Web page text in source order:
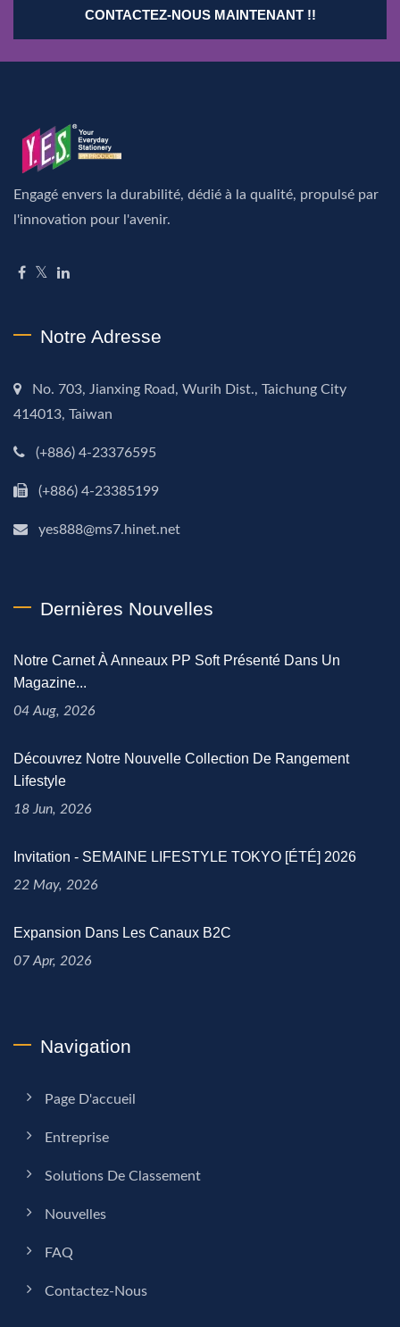
CONTACTEZ-NOUS MAINTENANT !!
Engagé envers la durabilité, dédié à la qualité, propulsé par
l'innovation pour l'avenir.
Notre Adresse
No. 703, Jianxing Road, Wurih Dist., Taichung City
414013, Taiwan
(+886) 4-23376595
(+886) 4-23385199
yes888@ms7.hinet.net
Dernières Nouvelles
Notre Carnet À Anneaux PP Soft Présenté Dans Un
Magazine...
04 Aug, 2026
Découvrez Notre Nouvelle Collection De Rangement
Lifestyle
18 Jun, 2026
Invitation - SEMAINE LIFESTYLE TOKYO [ÉTÉ] 2026
22 May, 2026
Expansion Dans Les Canaux B2C
07 Apr, 2026
Navigation
Page D'accueil
Entreprise
Solutions De Classement
Nouvelles
FAQ
Contactez-Nous